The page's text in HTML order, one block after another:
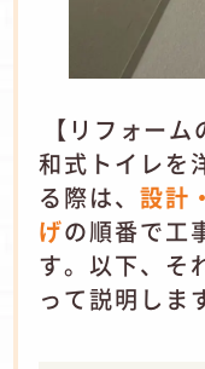
【リフォー
和式トイレを
る際は、 設計
げの順番で工
す。以下、そ
って説明しま